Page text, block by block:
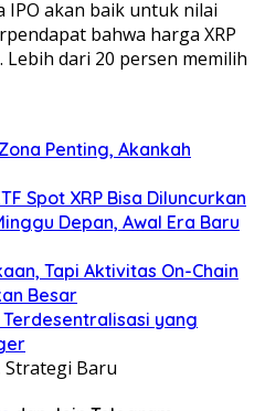
IPO akan baik untuk nilai
bahwa harga XRP
dari 20 persen memilih
Penting, Akankah
Spot XRP Bisa Diluncurkan
Depan, Awal Era Baru
Tapi Aktivitas On-Chain
Besar
Terdesentralisasi yang
Strategi Baru